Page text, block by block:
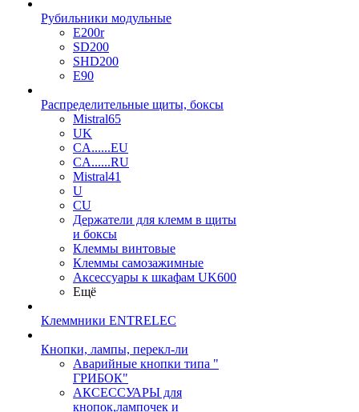
Рубильники модульные
E200r
SD200
SHD200
E90
Распределительные щиты, боксы
Mistral65
UK
CA......EU
CA......RU
Mistral41
U
CU
Держатели для клемм в щиты
и боксы
Клеммы винтовые
Клеммы самозажимные
Аксессуары к шкафам UK600
Ещё
Клеммники ENTRELEC
Кнопки, лампы, перекл-ли
Аварийные кнопки типа "
ГРИБОК"
АКСЕССУАРЫ для
кнопок,лампочек и